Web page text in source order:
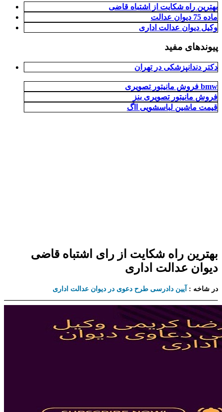
بهترین راه شکایت از اشتباه قاضی
ماده 75 دیوان عدالت
وکیل دیوان عدالت اداری
پیوندهای مفید
دکتر دندانپزشکی در تهران
فروش مانیتور تصویری bmw
فروش مانیتور تصویری بنز
قیمت ماشین لباسشویی ااگ
بهترین راه شکایت از رای اشتباه قاضی
دیوان عدالت اداری
در شاخه : آیین دادرسی طرح دعوی در دیوان عدالت اداری